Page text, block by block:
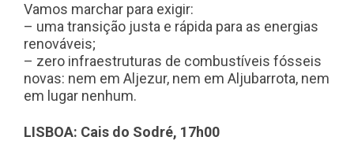
Vamos marchar para exigir:
– uma transição justa e rápida para as energias
renováveis;
– zero infraestruturas de combustíveis fósseis
novas: nem em Aljezur, nem em Aljubarrota, nem
em lugar nenhum.
LISBOA: Cais do Sodré, 17h00